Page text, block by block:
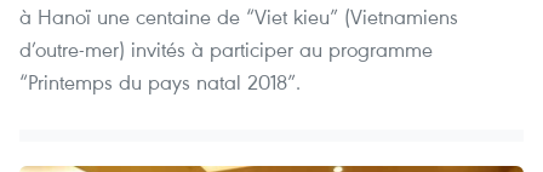
à Hanoï une centaine de “Viet kieu” (Vietnamiens
d’outre-mer) invités à participer au programme
“Printemps du pays natal 2018”.